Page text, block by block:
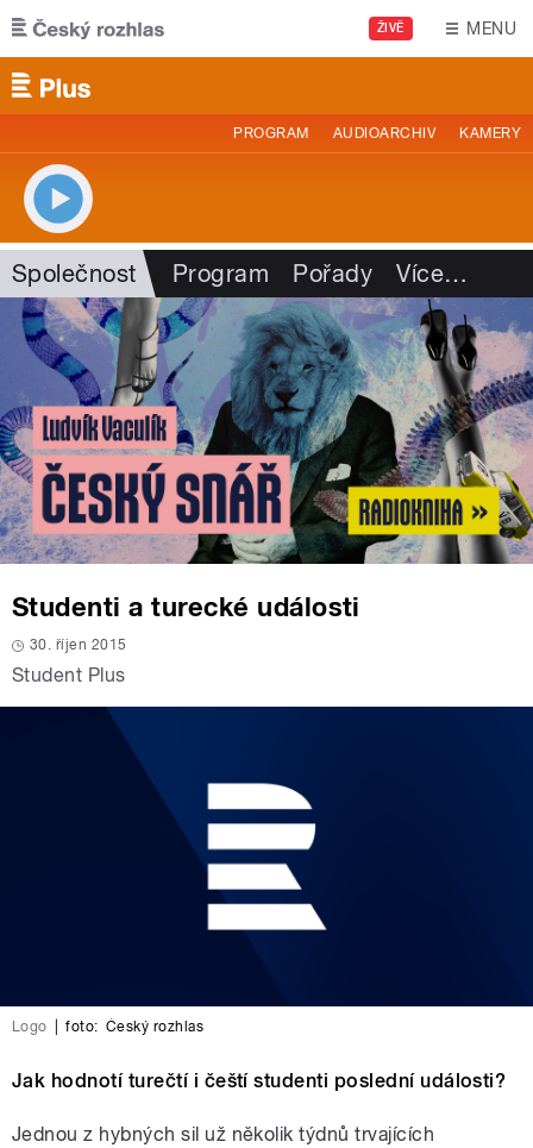
Přejít k hlavnímu obsahu
ŽIVĚ MENU
PROGRAM AUDIOARCHIV KAMERY
Společnost Program Pořady Více…
Studenti a turecké události
30. říjen 2015
Student Plus
Logo foto: Český rozhlas
Jak hodnotí turečtí i čeští studenti poslední události?
Jednou z hybných sil už několik týdnů trvajících